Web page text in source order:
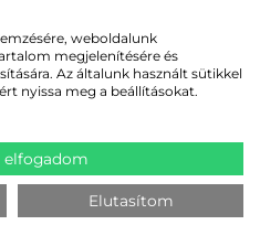
a gyártói adatlapon, a
a host-hoz. Az olvasó
szoftveren keresztül végezhetjük
felületen, mely ingyenesen
(Scanner Management Service)
weboldalunk
megjelenítésére és
Az általunk használt sütikkel
nyissa meg a beállításokat.
elfogadom
Elutasítom